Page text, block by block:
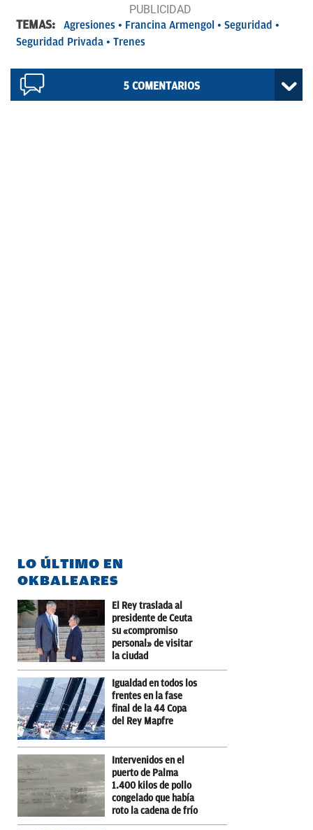
TEMAS: Agresiones Francina Armengol
Seguridad
Seguridad Privada
Trenes
5 COMENTARIOS
LO ÚLTIMO EN
OKBALEARES
El Rey traslada al
presidente de Ceuta
su «compromiso
personal» de visitar
la ciudad
Igualdad en todos los
frentes en la fase
final de la 44 Copa
del Rey Mapfre
Intervenidos en el
puerto de Palma
1.400 kilos de pollo
congelado que había
roto la cadena de frío